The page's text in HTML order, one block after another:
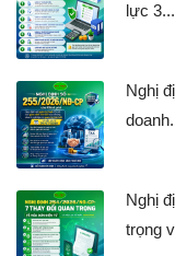
lực 3...
Nghị
Nghị
trọng